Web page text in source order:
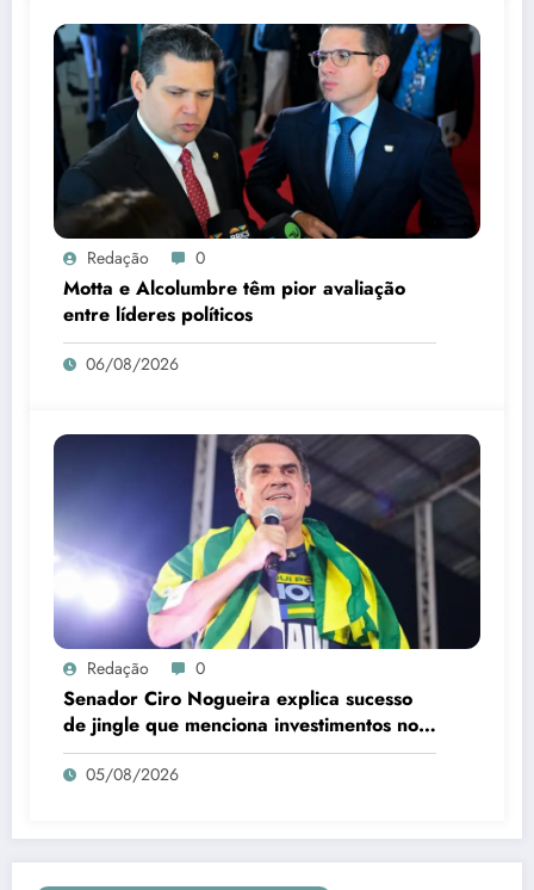
Redação 0
Motta e Alcolumbre têm pior avaliação
entre líderes políticos
06/08/2026
Redação 0
Senador Ciro Nogueira explica sucesso
de jingle que menciona investimentos no
Piauí
05/08/2026